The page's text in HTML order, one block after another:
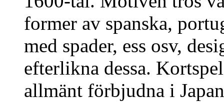
former av spanska,
med spader, ess osv,
efterlikna dessa.
allmänt förbjudna i